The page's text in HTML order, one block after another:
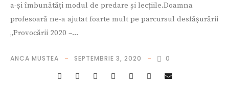
a-și îmbunătăți modul de predare și lecțiile.Doamna
profesoară ne-a ajutat foarte mult pe parcursul desfășurării
„Provocării 2020 –...
ANCA MUSTEA SEPTEMBRIE 3, 2020 0